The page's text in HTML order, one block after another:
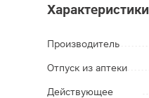
Характеристики
Производитель
Отпуск из аптеки
Действующее